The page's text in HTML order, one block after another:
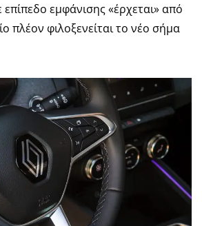
εμφάνισης «έρχεται» από
πλέον φιλοξενείται το νέο σήμα